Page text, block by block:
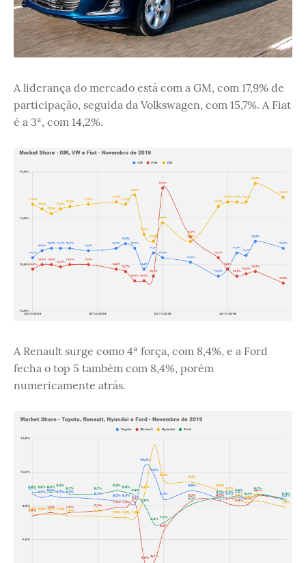
A liderança do mercado está com a GM, com 17,9% de
participação, seguida da Volkswagen, com 15,7%. A Fiat
é a 3ª, com 14,2%.
A Renault surge como 4ª força, com 8,4%, e a Ford
fecha o top 5 também com 8,4%, porém
numericamente atrás.